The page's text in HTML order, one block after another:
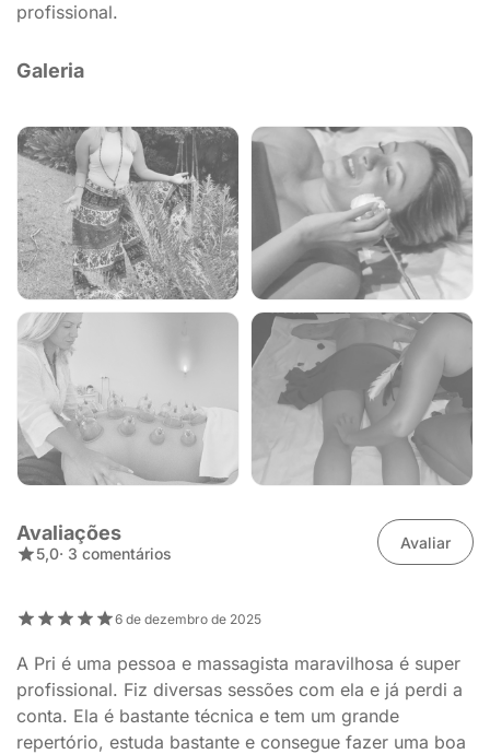
profissional.
Galeria
Avaliações
5,0· 3 comentários
Avaliar
6 de dezembro de 2025
A Pri é uma pessoa e massagista maravilhosa é super
profissional. Fiz diversas sessões com ela e já perdi a
conta. Ela é bastante técnica e tem um grande
repertório, estuda bastante e consegue fazer uma boa